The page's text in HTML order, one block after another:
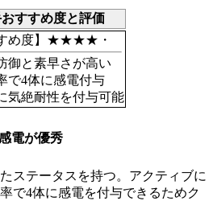
おすすめ度と評価
すめ度】★★★★・
御と素早さが高い
で4体に感電付与
気絶耐性を付与可能
電が優秀
ステータスを持つ。アクティブに
で4体に感電を付与できるためク